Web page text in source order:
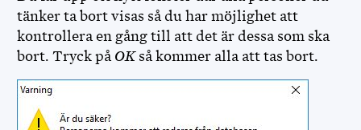
tänker ta bort visas så du har möjlighet att
kontrollera en gång till att det är dessa som ska
bort. Tryck på OK så kommer alla att tas bort.